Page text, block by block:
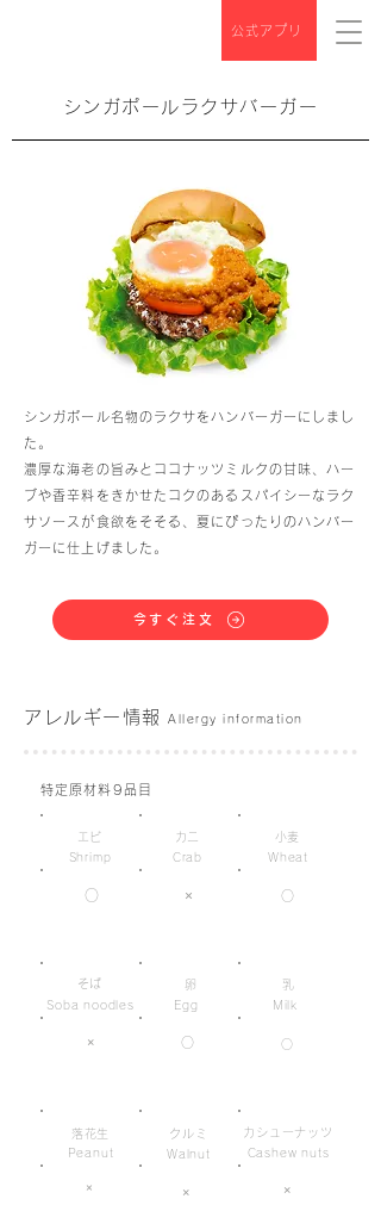
公式アプリ
シンガポールラクサバーガー
シンガポール名物のラクサをハンバーガーにしまし
た。
濃厚な海老の旨みとココナッツミルクの甘味、ハー
ブや香辛料をきかせたコクのあるスパイシーなラク
サソースが食欲をそそる、夏にぴったりのハンバー
ガーに仕上げました。
今すぐ注文
アレルギー情報 Allergy information
特定原材料9品目
Shrimp
○
カニ
Crab
×
小麦
Wheat
○
エビ
そば
Soba noodles
×
Egg
○
Milk
○
卵 乳
Peanut
落花生
×
クルミ
Walnut
×
Cashew nuts
カシューナッツ
×